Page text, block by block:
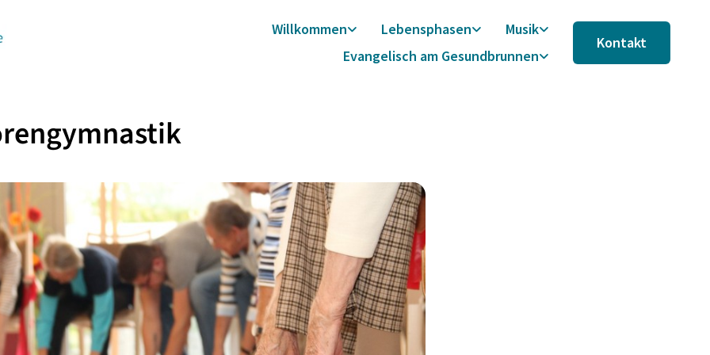
Willkommen Lebensphasen
Musik
Evangelisch am Gesundbrunnen
Kontakt